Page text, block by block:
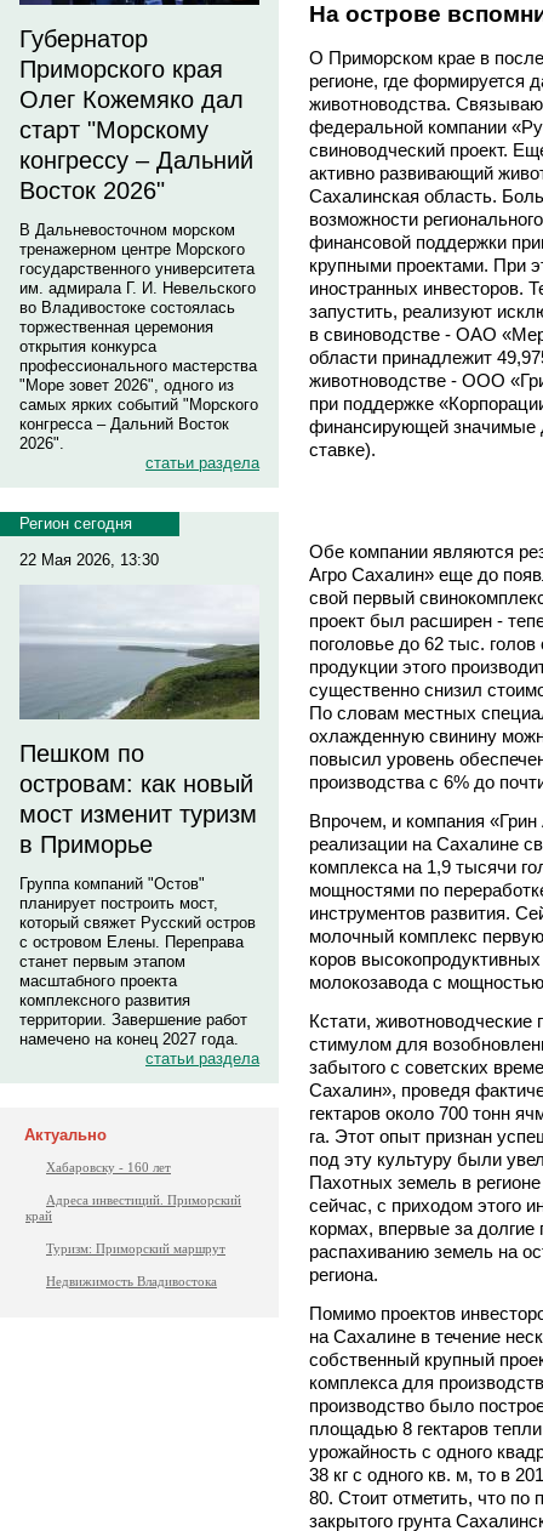
Губернатор
Приморского края
Олег Кожемяко дал
старт "Морскому
конгрессу – Дальний
Восток 2026"
В Дальневосточном морском
тренажерном центре Морского
государственного университета
им. адмирала Г. И. Невельского
во Владивостоке состоялась
торжественная церемония
открытия конкурса
профессионального мастерства
"Море зовет 2026", одного из
самых ярких событий "Морского
конгресса – Дальний Восток
2026".
статьи раздела
Регион сегодня
22 Мая 2026, 13:30
Пешком по
островам: как новый
мост изменит туризм
в Приморье
Группа компаний "Остов"
планирует построить мост,
который свяжет Русский остров
с островом Елены. Переправа
станет первым этапом
масштабного проекта
комплексного развития
территории. Завершение работ
намечено на конец 2027 года.
статьи раздела
Актуально
Хабаровску - 160 лет
Адреса инвестиций. Приморский
край
Туризм: Приморский маршрут
Недвижимость Владивостока
На острове
О Приморском крае в
регионе, где формируется
животноводства.
федеральной компании
свиноводческий проект.
активно развивающий
Сахалинская область.
возможности
финансовой поддержки
крупными проектами. При
иностранных инвесторов.
запустить, реализуют
в свиноводстве - ОАО
области принадлежит
животноводстве - ООО
при поддержке
финансирующей значимые
ставке).
Обе компании являются
Агро Сахалин» еще до
свой первый
проект был расширен -
поголовье до 62 тыс.
продукции этого
существенно снизил
По словам местных
охлажденную свинину
повысил уровень
производства с 6% до
Впрочем, и компания
реализации на Сахалине
комплекса на 1,9 тысячи
мощностями по
инструментов развития.
молочный комплекс
коров
молокозавода с
Кстати,
стимулом для
забытого с советских
Сахалин», проведя
гектаров около 700 тонн
га. Этот опыт признан
под эту культуру были
Пахотных земель в
сейчас, с приходом этого
кормах, впервые за долгие
распахиванию земель на
региона.
Помимо проектов
на Сахалине в течение
собственный крупный
комплекса для
производство было
площадью 8 гектаров
урожайность с одного
38 кг с одного кв. м, то в
80. Стоит отметить, что по
закрытого грунта